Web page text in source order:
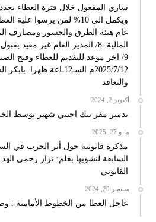
ساري المفعول خلال فترة العطاء
ويكمل الى 10% لمن يرسوا
المالية. 8/ المدير العام غير
9/ اخر موعد للتقديم للعطاء وفتح
2025/7/12م السـ12ـاعة
والتعاقد
أكتوبر 2, 2024
تدمير مقر بنك اجنبي شهير بوسط
مايو 27, 2025
مذكرة قانونية حول أثر الحرب في
السابقة لنشوبها بقلم: نزار رحمي
القانوني
سبتمبر 29, 2024
عاجل العطا من الخطوط الأمامية :